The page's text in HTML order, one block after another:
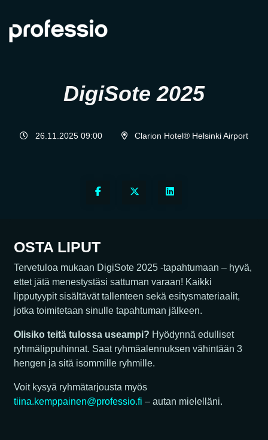
DigiSote 2025
26.11.2025 09:00 Clarion Hotel® Helsinki Airport
OSTA LIPUT
Tervetuloa mukaan DigiSote 2025 -tapahtumaan – hyvä,
ettet jätä menestystäsi sattuman varaan! Kaikki
lipputyypit sisältävät tallenteen sekä esitysmateriaalit,
jotka toimitetaan sinulle tapahtuman jälkeen.
Olisiko teitä tulossa useampi? Hyödynnä edulliset
ryhmälippuhinnat. Saat ryhmäalennuksen vähintään 3
hengen ja sitä isommille ryhmille.
Voit kysyä ryhmätarjousta myös
tiina.kemppainen@professio.fi – autan mielelläni.